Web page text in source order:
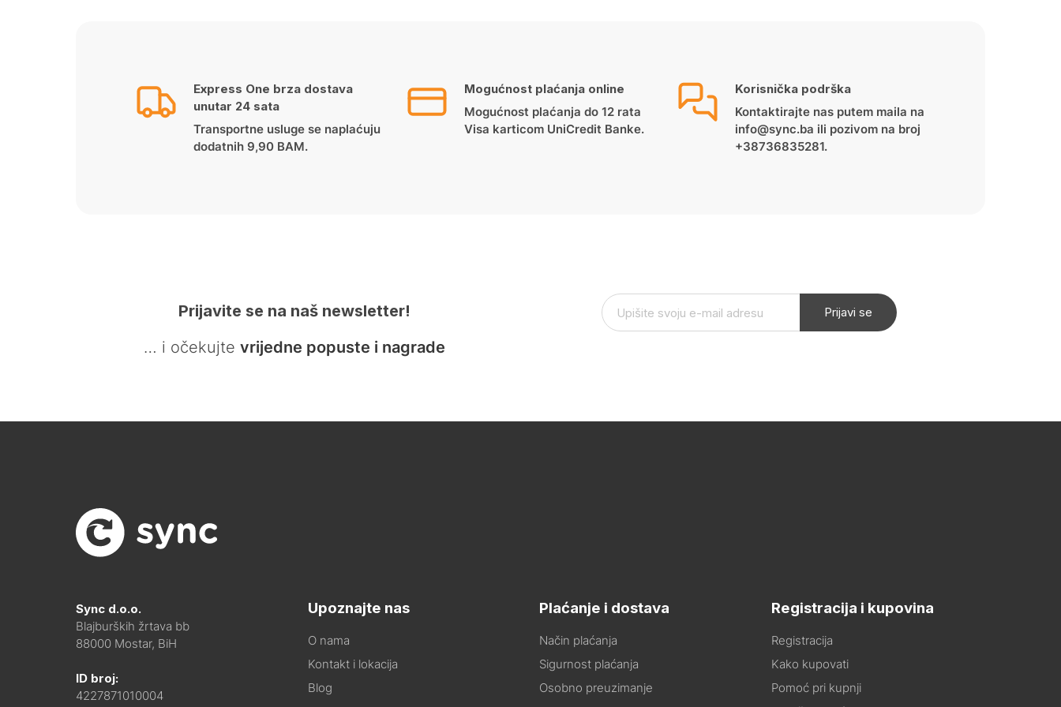
Express One brza dostava
unutar 24 sata
Transportne usluge se naplaćuju
dodatnih 9,90 BAM.
Mogućnost plaćanja online
Mogućnost plaćanja do 12 rata
Visa karticom UniCredit Banke.
Korisnička podrška
Kontaktirajte nas putem maila na
info@sync.ba ili pozivom na broj
+38736835281.
Prijavite se na naš newsletter!
… i očekujte vrijedne popuste i nagrade
Prijavi se
Sync d.o.o.
Blajburških žrtava bb
88000 Mostar, BiH
ID broj:
4227871010004
Upoznajte nas
O nama
Kontakt i lokacija
Blog
Plaćanje i dostava
Način plaćanja
Sigurnost plaćanja
Osobno preuzimanje
Registracija i kupovina
Registracija
Kako kupovati
Pomoć pri kupnji